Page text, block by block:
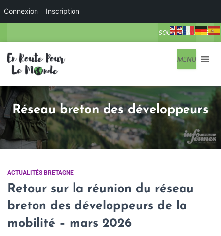
Connexion Inscription
SOUS-MENU
MENU
Réseau breton des développeurs
ACTUALITÉS BRETAGNE
Retour sur la réunion du réseau
breton des développeurs de la
mobilité – mars 2026